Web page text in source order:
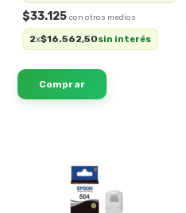
$33.125
2x$16.562,50sin interés